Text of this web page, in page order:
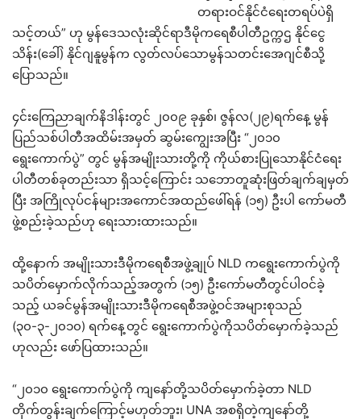
တရားဝင်နိုင်ငံရေးတရပ်ပဲရှိ
သင့်တယ်” ဟု မွန်ဒေသလုံးဆိုင်ရာဒီမိုကရေစီပါတီဥက္ကဌ နိုင်ငွေ
သိန်း(ခေါ်) နိုင်ဂျနူမွန်က လွတ်လပ်သောမွန်သတင်းအေဂျင်စီသို့
ပြောသည်။
၄င်းကြေညာချက်နိဒါန်းတွင် ၂၀၀၉ ခုနှစ်၊ ဇွန်လ(၂၉)ရက်နေ့ မွန်
ပြည်သစ်ပါတီအထိမ်းအမှတ် ဆွမ်းကျွေးအပြီး “၂၀၁၀
ရွေးကောက်ပွဲ” တွင် မွန်အမျိုးသားတို့ကို ကိုယ်စားပြုသောနိုင်ငံရေး
ပါတီတစ်ခုတည်းသာ ရှိသင့်ကြောင်း သဘောတူဆုံးဖြတ်ချက်ချမှတ်
ပြီး အကြိုလုပ်ငန်များအကောင်အထည်ဖေါ်ရန် (၁၅) ဦးပါ ကော်မတီ
ဖွဲ့စည်းခဲ့သည်ဟု ရေးသားထားသည်။
ထို့နောက် အမျိုးသားဒီမိုကရေစီအဖွဲ့ချုပ် NLD ကရွေးကောက်ပွဲကို
သပိတ်မှောက်လိုက်သည့်အတွက် (၁၅) ဦးကော်မတီတွင်ပါဝင်ခဲ့
သည့် ယခင်မွန်အမျိုးသားဒီမိုကရေစီအဖွဲ့ဝင်အများစုသည်
(၃၀-၃-၂၀၁၀) ရက်နေ့တွင် ရွေးကောက်ပွဲကိုသပိတ်မှောက်ခဲ့သည်
ဟုလည်း ဖော်ပြထားသည်။
“၂၀၁၀ ရွေးကောက်ပွဲကို ကျနော်တို့သပိတ်မှောက်ခဲ့တာ NLD
တိုက်တွန်းချက်ကြောင့်မဟုတ်ဘူး၊ UNA အစရှိတဲ့ကျနော်တို့